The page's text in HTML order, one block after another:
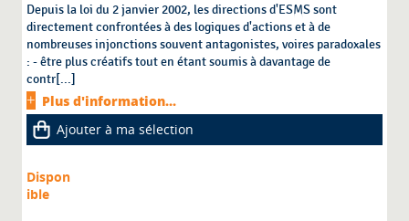
Depuis la loi du 2 janvier 2002, les directions d'ESMS sont
directement confrontées à des logiques d'actions et à de
nombreuses injonctions souvent antagonistes, voires paradoxales
: - être plus créatifs tout en étant soumis à davantage de
contr[...]
Plus d'information...
Ajouter à ma sélection
Dispon
ible